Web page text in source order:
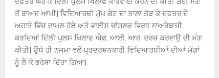
ਤੋਂ ਬਾਅਦ ਆਖੀ| ਵਿਦਿਆਰਥੀ ਮੁੱਖ ਗੇਟ ਦਾ ਤਾਲਾ ਤੋੜ ਕੇ ਦਫਤਰ ਦੇ
ਅਹਾਤੇ ਵਿੱਚ ਦਾਖਲ ਹੋਏ ਅਤੇ ਵਾਈਸ ਚਾਂਸਲਰ ਵਿਰੁਧ ਨਾਅਰੇਬਾਜੀ
ਕਰਦਿਆਂ ਦਿੱਲੀ ਪੁਲਸ ਖਿਲਾਫ ਐਫ. ਆਈ. ਆਰ. ਦਰਜ ਕਰਵਾਉ ਦੀ ਮੰਗ
ਕੀਤੀ| ਉਥੇ ਹੀ ਨਜਮਾ ਵਲੋਂ ਪ੍ਰਦਰਸ਼ਨਕਾਰੀ ਵਿਦਿਆਰਥੀਆਂ ਦੀਆਂ ਮੰਗਾਂ
ਨੂੰ ਲੈ ਕੇ ਭਰੋਸਾ ਦਿੱਤਾ ਗਿਆ|